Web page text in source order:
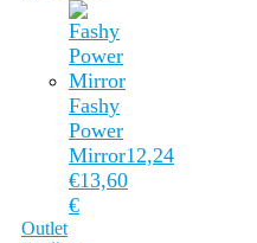
Fashy
Power
Mirror12,24
€13,60
€
Outlet